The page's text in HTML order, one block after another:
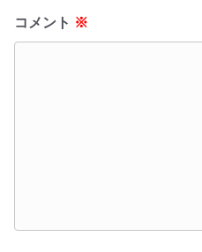
コメント ※